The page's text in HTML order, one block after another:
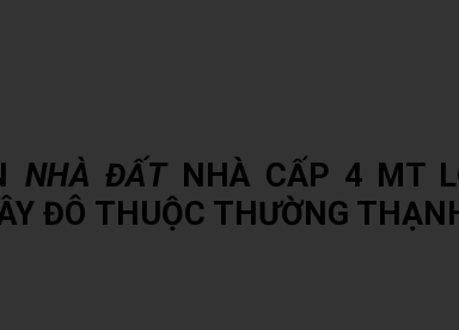
NHÀ ĐẤTNHÀ CẤP 4 MT
ĐÔ THUỘC THƯỜNG